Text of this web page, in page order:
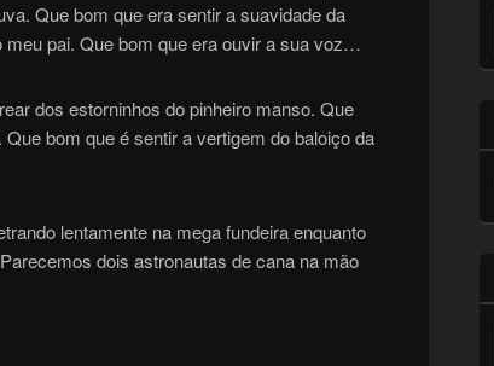
Que bom que era sentir a suavidade da
pai. Que bom que era ouvir a sua voz…
dos estorninhos do pinheiro manso. Que
bom que é sentir a vertigem do baloiço da
lentamente na mega fundeira enquanto
dois astronautas de cana na mão